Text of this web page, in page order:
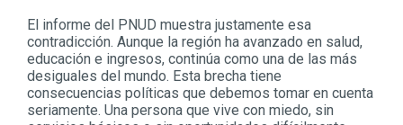
El informe del PNUD muestra justamente esa
contradicción. Aunque la región ha avanzado en salud,
educación e ingresos, continúa como una de las más
desiguales del mundo. Esta brecha tiene
consecuencias políticas que debemos tomar en cuenta
seriamente. Una persona que vive con miedo, sin